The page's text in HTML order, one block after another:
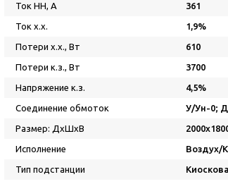
Ток НН, А 361
Ток х.х. 1,9%
Потери х.х., Вт 610
Потери к.з., Вт 3700
Напряжение к.з. 4,5%
Соединение обмоток У/Ун-0;
Размер: ДхШхВ
Исполнение Воздух/
Тип подстанции